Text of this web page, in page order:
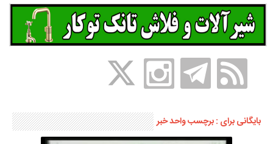
بایگانی برای : برچسب واحد خبر